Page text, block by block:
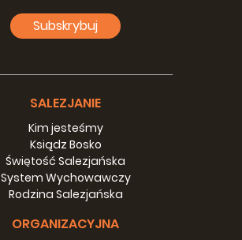
Subskrybuj
SALEZJANIE
Kim jesteśmy
Ksiądz Bosko
Świętość Salezjańska
System Wychowawczy
Rodzina Salezjańska
ORGANIZACYJNA